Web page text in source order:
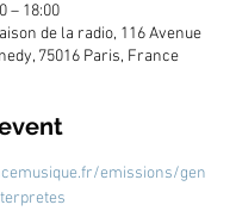
– 18:00
de la radio, 116 Avenue
75016 Paris, France
emissions/gen